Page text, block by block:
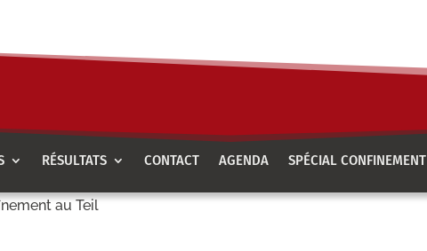
RÉSULTATS CONTACT AGENDA SPÉCIAL CONFINEMENT
au Teil